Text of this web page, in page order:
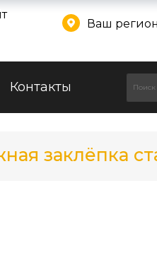
Ваш
Контакты
заклёпка